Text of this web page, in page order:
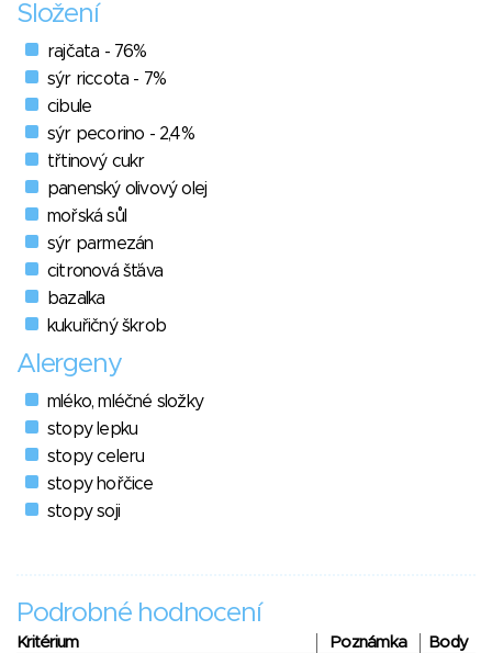
Složení
rajčata - 76%
sýr riccota - 7%
cibule
sýr pecorino - 2,4%
třtinový cukr
panenský olivový olej
mořská sůl
sýr parmezán
citronová šťáva
bazalka
kukuřičný škrob
Alergeny
mléko, mléčné složky
stopy lepku
stopy celeru
stopy hořčice
stopy soji
Podrobné hodnocení
Kritérium Poznámka
Body